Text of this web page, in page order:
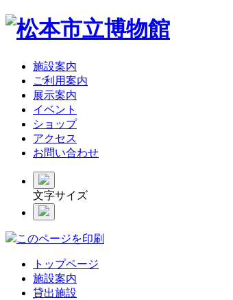
施設案内
ご利用案内
展示案内
イベント
ショップ
アクセス
お問い合わせ
文字サイズ
このページを印刷
トップページ
施設案内
貸出施設